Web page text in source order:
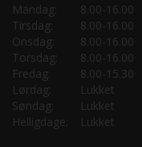
Mandag:
8.00-16.00
Tirsdag:
8.00-16.00
Onsdag:
8.00-16.00
Torsdag:
8.00-16.00
Fredag:
8.00-15.30
Lørdag:
Lukket
Søndag:
Lukket
Helligdage:
Lukket